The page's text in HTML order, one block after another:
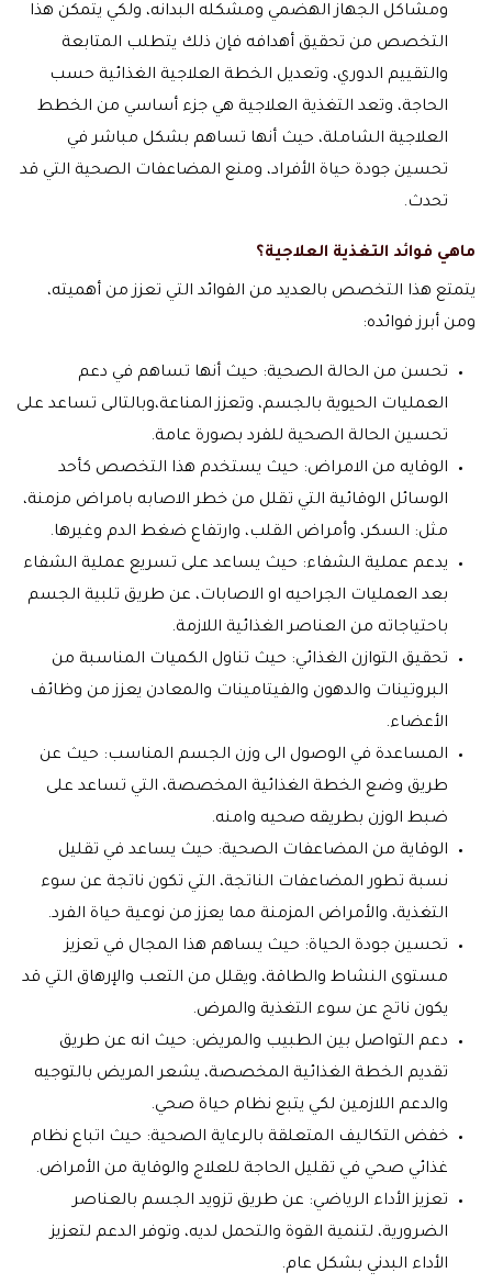
ومشاكل الجهاز الهضمي ومشكله البدانه، ولكي يتمكن هذا
التخصص من تحقيق أهدافه فإن ذلك يتطلب المتابعة
والتقييم الدوري، وتعديل الخطة العلاجية الغذائية حسب
الحاجة، وتعد التغذية العلاجية هي جزء أساسي من الخطط
العلاجية الشاملة، حيث أنها تساهم بشكل مباشر في
تحسين جودة حياة الأفراد، ومنع المضاعفات الصحية التي قد
تحدث.
ماهي فوائد التغذية العلاجية؟
يتمتع هذا التخصص بالعديد من الفوائد التي تعزز من أهميته،
ومن أبرز فوائده:
تحسن من الحالة الصحية: حيث أنها تساهم في دعم
العمليات الحيوية بالجسم، وتعزز المناعة،وبالتالى تساعد على
تحسين الحالة الصحية للفرد بصورة عامة.
الوقايه من الامراض: حيث يستخدم هذا التخصص كأحد
الوسائل الوقائية التي تقلل من خطر الاصابه بامراض مزمنة،
مثل: السكر، وأمراض القلب، وارتفاع ضغط الدم وغيرها.
يدعم عملية الشفاء: حيث يساعد على تسريع عملية الشفاء
بعد العمليات الجراحيه او الاصابات، عن طريق تلبية الجسم
باحتياجاته من العناصر الغذائية اللازمة.
تحقيق التوازن الغذائي: حيث تناول الكميات المناسبة من
البروتينات والدهون والفيتامينات والمعادن يعزز من وظائف
الأعضاء.
المساعدة في الوصول الى وزن الجسم المناسب: حيث عن
طريق وضع الخطة الغذائية المخصصة، التي تساعد على
ضبط الوزن بطريقه صحيه وامنه.
الوقاية من المضاعفات الصحية: حيث يساعد في تقليل
نسبة تطور المضاعفات الناتجة، التي تكون ناتجة عن سوء
التغذية، والأمراض المزمنة مما يعزز من نوعية حياة الفرد.
تحسين جودة الحياة: حيث يساهم هذا المجال في تعزيز
مستوى النشاط والطاقة، ويقلل من التعب والإرهاق التي قد
يكون ناتج عن سوء التغذية والمرض.
دعم التواصل بين الطبيب والمريض: حيث انه عن طريق
تقديم الخطة الغذائية المخصصة، يشعر المريض بالتوجيه
والدعم اللازمين لكي يتبع نظام حياة صحي.
خفض التكاليف المتعلقة بالرعاية الصحية: حيث اتباع نظام
غذائي صحي في تقليل الحاجة للعلاج والوقاية من الأمراض.
تعزيز الأداء الرياضي: عن طريق تزويد الجسم بالعناصر
الضرورية، لتنمية القوة والتحمل لديه، وتوفر الدعم لتعزيز
الأداء البدني بشكل عام.